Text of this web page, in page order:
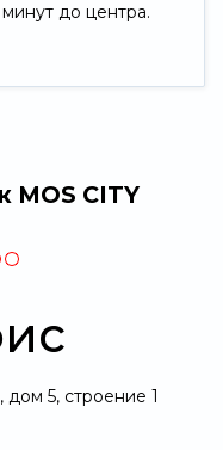
до центра.
MOS CITY
дом 5, строение 1